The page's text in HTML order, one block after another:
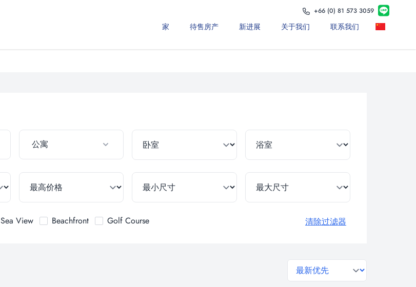
+66 (0) 81 573 3059
家 待售房产 新进展 关于我们 联系我们
公寓
Sea View Beachfront Golf Course 清除过滤器